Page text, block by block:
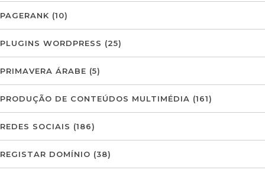
PAGERANK (10)
PLUGINS WORDPRESS (25)
PRIMAVERA ÁRABE (5)
PRODUÇÃO DE CONTEÚDOS MULTIMÉDIA (161)
REDES SOCIAIS (186)
REGISTAR DOMÍNIO (38)